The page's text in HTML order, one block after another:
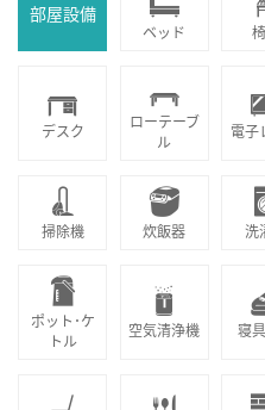
部屋設備
ベッド
デスク
ローテーブ
ル
電子
掃除機 炊飯器 洗
ポット･ケ
トル
空気清浄機 寝